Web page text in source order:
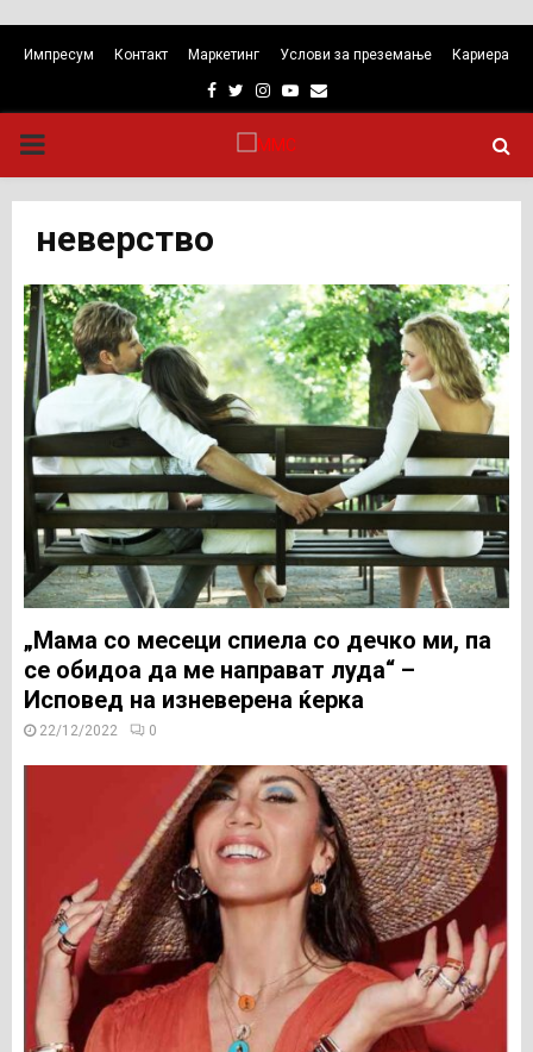
Импресум Контакт Маркетинг Услови за преземање Кариера
Facebook
TwitterInstagram
Youtube
Email
PRIMARY
MENU
неверство
„Мама со месеци спиела со дечко ми, па
се обидоа да ме направат луда“ –
Исповед на изневерена ќерка
22/12/2022 0